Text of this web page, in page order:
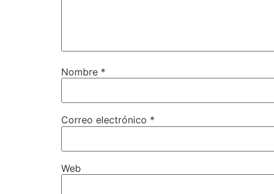
Nombre *
Correo electrónico *
Web